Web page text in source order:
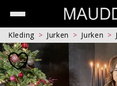
Kleding Jurken Jurken